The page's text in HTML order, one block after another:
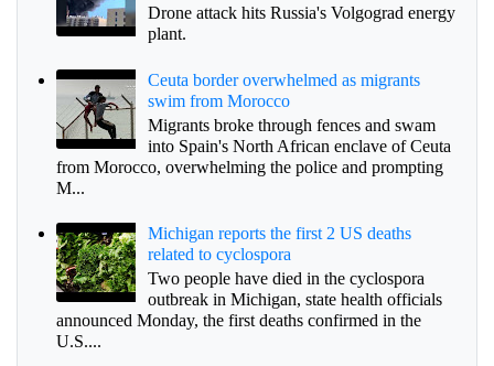
Drone attack hits Russia's Volgograd energy
plant.
Ceuta border overwhelmed as migrants
swim from Morocco
Migrants broke through fences and swam
into Spain's North African enclave of Ceuta
from Morocco, overwhelming the police and prompting
M...
Michigan reports the first 2 US deaths
related to cyclospora
Two people have died in the cyclospora
outbreak in Michigan, state health officials
announced Monday, the first deaths confirmed in the
U.S....